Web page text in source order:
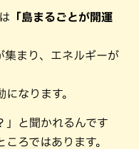
「島まるごとが開運
集まり、エネルギーが
なります。
」と聞かれるんです
ろではあります。